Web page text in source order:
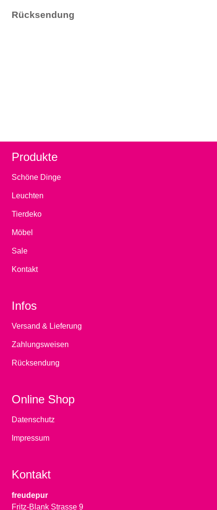
Rücksendung
Produkte
Schöne Dinge
Leuchten
Tierdeko
Möbel
Sale
Kontakt
Infos
Versand & Lieferung
Zahlungsweisen
Rücksendung
Online Shop
Datenschutz
Impressum
Kontakt
freudepur
Fritz-Blank Strasse 9